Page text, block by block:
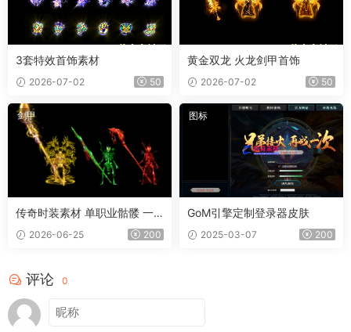
3套特效首饰素材
2026-07-02 50
黄金双龙 火龙剑甲首饰
2026-07-02 50
剑甲
传奇时装素材 单职业骷髅 一
体时装
2026-06-25 200
图标
GoM引擎定制登录器皮肤
2025-03-07 200
评论 0